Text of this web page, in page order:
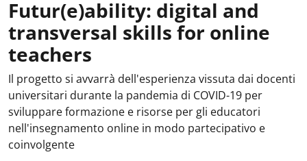
Futur(e)ability: digital and
transversal skills for online
teachers
Il progetto si avvarrà dell'esperienza vissuta dai docenti
universitari durante la pandemia di COVID-19 per
sviluppare formazione e risorse per gli educatori
nell'insegnamento online in modo partecipativo e
coinvolgente